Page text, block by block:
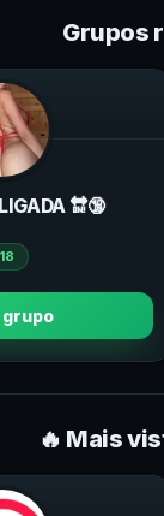
Grupos
🔛🔞
grupo
🔥 Mais